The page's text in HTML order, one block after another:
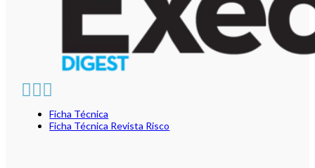
Ficha Técnica
Ficha Técnica Revista Risco